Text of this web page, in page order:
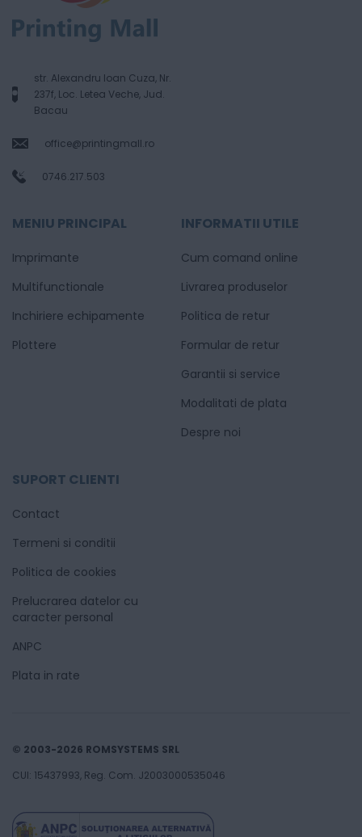
str. Alexandru Ioan Cuza, Nr.
237f, Loc. Letea Veche, Jud.
Bacau
office@printingmall.ro
0746.217.503
MENIU PRINCIPAL
Imprimante
Multifunctionale
Inchiriere echipamente
Plottere
INFORMATII UTILE
Cum comand online
Livrarea produselor
Politica de retur
Formular de retur
Garantii si service
Modalitati de plata
Despre noi
SUPORT CLIENTI
Contact
Termeni si conditii
Politica de cookies
Prelucrarea datelor cu
caracter personal
ANPC
Plata in rate
© 2003-2026 ROMSYSTEMS SRL
CUI: 15437993, Reg. Com. J2003000535046